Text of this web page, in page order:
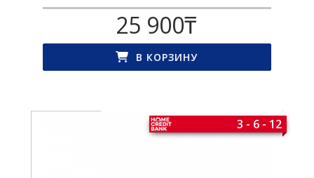
25 900₸
В КОРЗИНУ
3 - 6 - 12